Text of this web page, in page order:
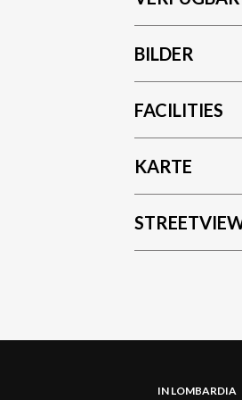
BILDER
FACILITIES
KARTE
IN LOMBARDIA